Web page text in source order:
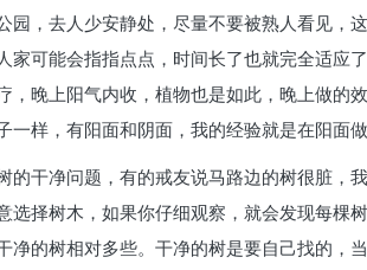
园，去人少安静处，尽量不要被熟人看见，
家可能会指指点点，时间长了也就完全适应
，晚上阳气内收，植物也是如此，晚上做的
一样，有阳面和阴面，我的经验就是在阳面
的干净问题，有的戒友说马路边的树很脏，
选择树木，如果你仔细观察，就会发现每棵
净的树相对多些。干净的树是要自己找的，